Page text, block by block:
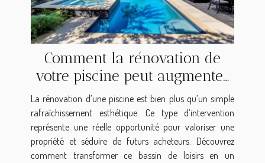
Comment la rénovation de
votre piscine peut augmenter
la valeur de votre propriété?
La rénovation d’une piscine est bien plus qu’un simple
rafraîchissement esthétique. Ce type d’intervention
représente une réelle opportunité pour valoriser une
propriété et séduire de futurs acheteurs. Découvrez
comment transformer ce bassin de loisirs en un